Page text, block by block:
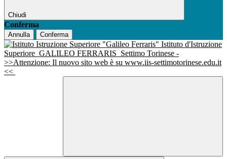
Chiudi
Conferma
Annulla Conferma
Istituto d'Istruzione
Superiore GALILEO FERRARIS Settimo Torinese -
>>Attenzione: Il nuovo sito web è su www.iis-settimotorinese.edu.it
<<